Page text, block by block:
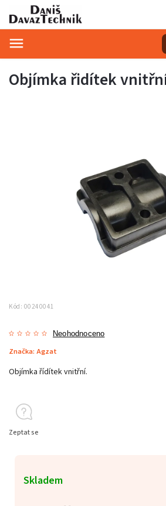
Objímka řidítek
Kód: 00240041
Neohodnoceno
Značka: Agzat
Skladem
Objímka řídítek vnitřní.
Zeptat se